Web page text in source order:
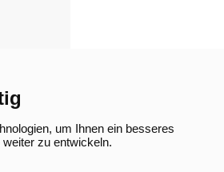
um Ihnen ein besseres
zu entwickeln.
einem
neuen